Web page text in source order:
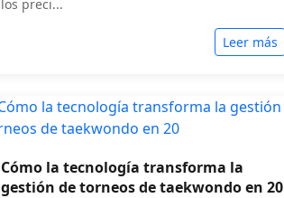
los preci...
Leer más
Cómo la tecnología transforma la
gestión de torneos de taekwondo en 20